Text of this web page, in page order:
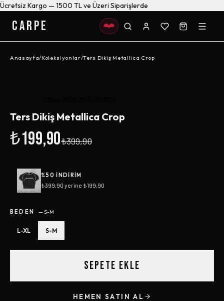
Ücretsiz Kargo — 1500 TL ve Üzeri Siparişlerde
CARPE
Anasayfa/Koleksiyonlar/Ters Dikiş Metallica Crop
Ters Dikiş Metallica Crop
₺199,90₺399,90
%50 INDIRIM
₺399,90 yerine ₺199,90
BEDEN —S-M
L-XL S-M
SEPETE EKLE
HEMEN SATIN AL